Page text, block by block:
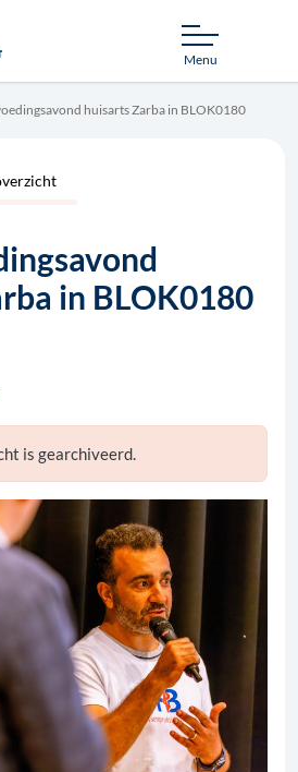
Menu
huisarts Zarba in BLOK0180
in BLOK0180
is gearchiveerd.